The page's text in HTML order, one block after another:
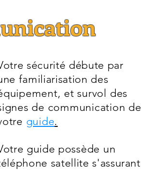
sécurité débute par
familiarisation des
et survol des
de communication de
guide.
guide possède un
satellite s'assurant